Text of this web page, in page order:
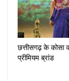
छत्तीसगढ़ के कोसा
प्रीमियम ब्रांड